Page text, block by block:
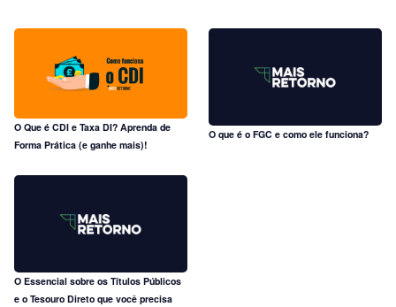
O Que é CDI e Taxa DI? Aprenda de
Forma Prática (e ganhe mais)!
O que é o FGC e como ele funciona?
O Essencial sobre os Títulos Públicos
e o Tesouro Direto que você precisa